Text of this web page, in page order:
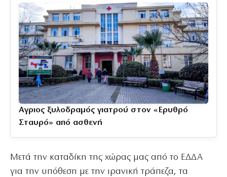
Αγριος ξυλοδραμός γιατρού στον «Ερυθρό
Σταυρό» από ασθενή
Μετά την καταδίκη της χώρας μας από το ΕΔΔΑ
για την υπόθεση με την ιρανική τράπεζα, τα